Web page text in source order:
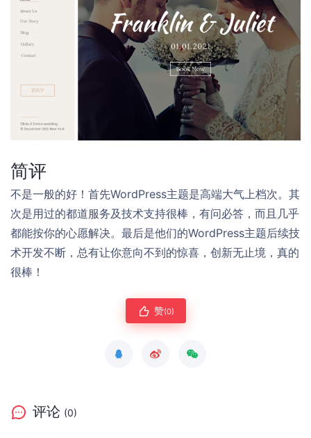
简评
不是一般的好！首先WordPress主题是高端大气上档次。其
次是用过的都道服务及技术支持很棒，有问必答，而且几乎
都能按你的心愿解决。最后是他们的WordPress主题后续技
术开发不断，总有让你意向不到的惊喜，创新无止境，真的
很棒！
赞(0)
评论 (0)